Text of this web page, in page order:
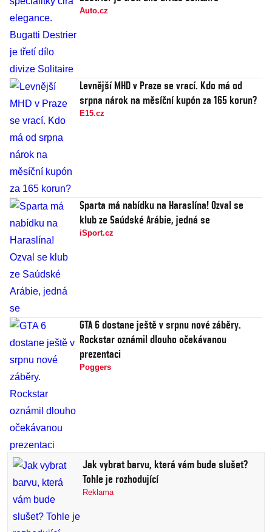
Auto.cz
Levnější MHD v Praze se vrací. Kdo má od
srpna nárok na měsíční kupón za 165 korun?
E15.cz
Sparta má nabídku na Haraslína! Ozval se
klub ze Saúdské Arábie, jedná se
iSport.cz
GTA 6 dostane ještě v srpnu nové záběry.
Rockstar oznámil dlouho očekávanou
prezentaci
Poggers
Jak vybrat barvu, která vám bude slušet?
Tohle je rozhodující
Reklama